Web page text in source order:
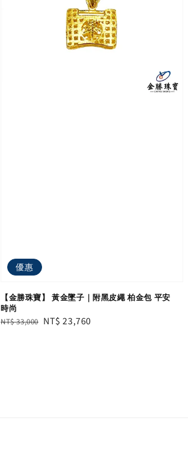
優惠
【金勝珠寶】 黃金墜子｜附黑皮繩 柏金包 平安
時尚
Regular
NT$ 33,000 Sale
NT$ 23,760